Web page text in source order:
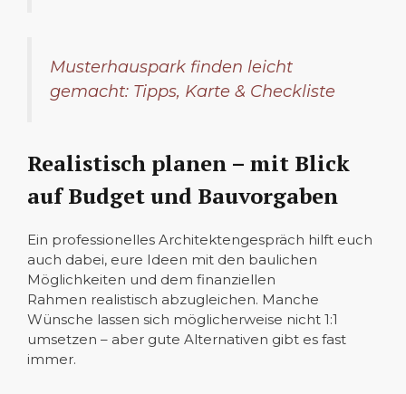
Musterhauspark finden leicht
gemacht: Tipps, Karte & Checkliste
Realistisch planen – mit Blick
auf Budget und Bauvorgaben
Ein professionelles Architektengespräch hilft euch
auch dabei, eure Ideen mit den baulichen
Möglichkeiten und dem finanziellen
Rahmen realistisch abzugleichen. Manche
Wünsche lassen sich möglicherweise nicht 1:1
umsetzen – aber gute Alternativen gibt es fast
immer.